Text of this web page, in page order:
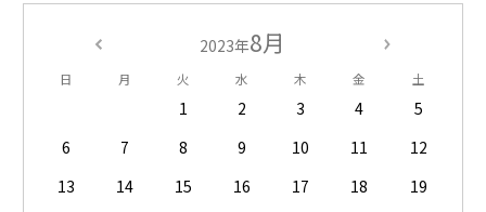
2023年8月
日 月 火 水 木 金 土
1 2 3 4
5
6
7 8 9 10 11
12
13
14 15 16 17 18
19